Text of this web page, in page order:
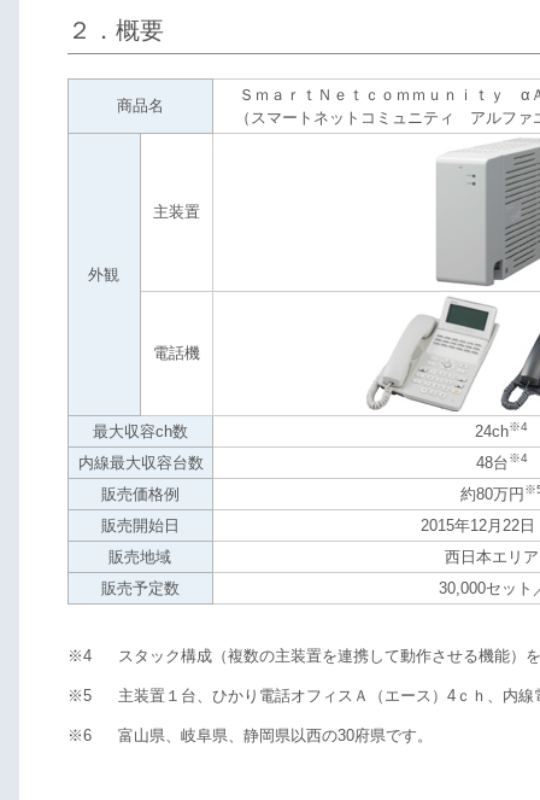
２．概要
商品名
ＳｍａｒｔＮｅｔｃｏｍｍｕｎｉｔｙ α
（スマートネットコミュニティ アルフ
外観
主装置
電話機
最大収容ch数 24ch※4
内線最大収容台数 48台※4
販売価格例 約80万円
販売開始日
2015年12月22日
販売地域
西日本エリア
販売予定数 30,000セット
※4 スタック構成（複数の主装置を連携して動作させる機能）
※5 主装置１台、ひかり電話オフィスＡ（エース）4ｃｈ、内
※6 富山県、岐阜県、静岡県以西の30府県です。